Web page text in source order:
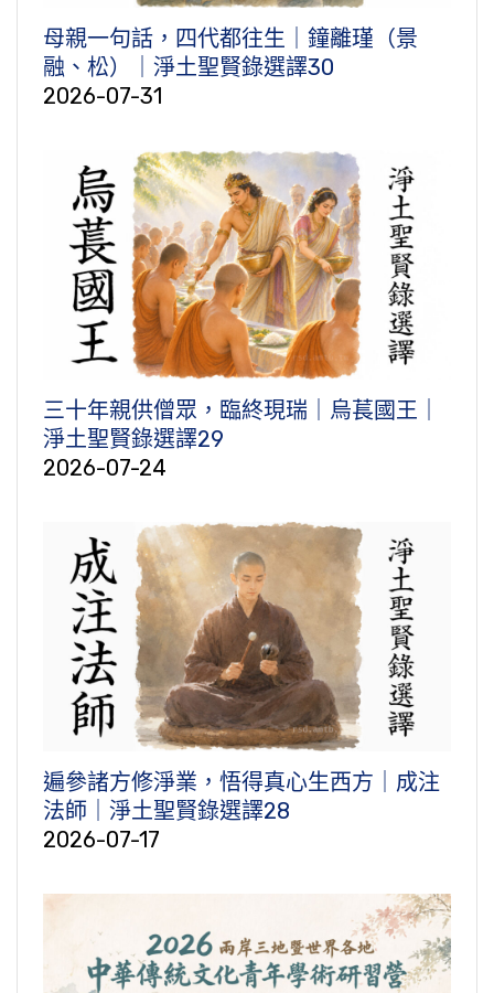
母親一句話，四代都往生｜鐘離瑾（景
融、松）｜淨土聖賢錄選譯30
2026-07-31
三十年親供僧眾，臨終現瑞｜烏萇國王｜
淨土聖賢錄選譯29
2026-07-24
遍參諸方修淨業，悟得真心生西方｜成注
法師｜淨土聖賢錄選譯28
2026-07-17